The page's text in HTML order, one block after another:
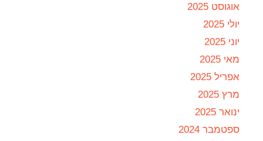
אוגוסט 2025
יולי 2025
יוני 2025
מאי 2025
אפריל 2025
מרץ 2025
ינואר 2025
ספטמבר 2024